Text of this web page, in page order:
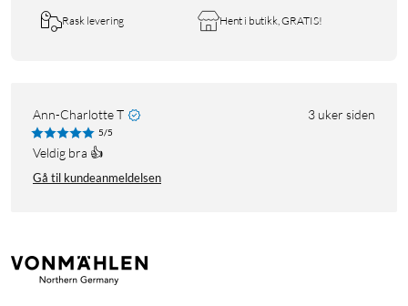
Rask levering Hent i butikk, GRATIS!
Ann-Charlotte T 3 uker siden
5/5
Veldig bra 👍
Gå til kundeanmeldelsen